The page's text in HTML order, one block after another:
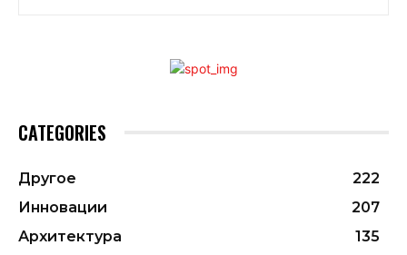
CATEGORIES
Другое
222
Инновации
207
Архитектура
135